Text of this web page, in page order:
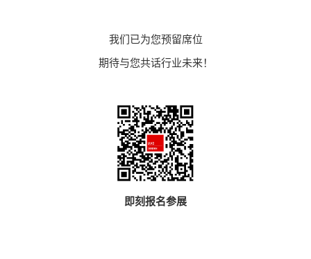
我们已为您预留席位
期待与您共话行业未来！
即刻报名参展